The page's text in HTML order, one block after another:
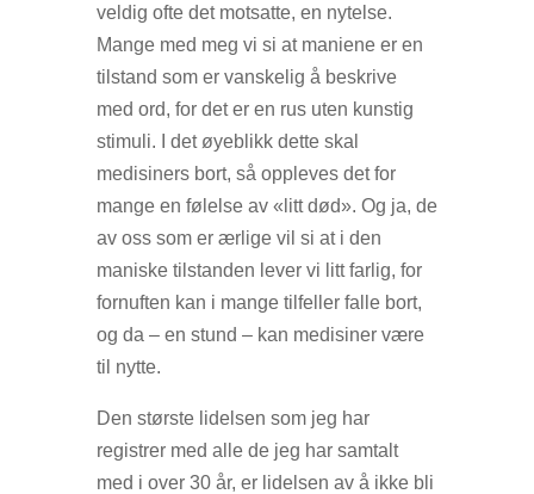
veldig ofte det motsatte, en nytelse.
Mange med meg vi si at maniene er en
tilstand som er vanskelig å beskrive
med ord, for det er en rus uten kunstig
stimuli. I det øyeblikk dette skal
medisiners bort, så oppleves det for
mange en følelse av «litt død». Og ja, de
av oss som er ærlige vil si at i den
maniske tilstanden lever vi litt farlig, for
fornuften kan i mange tilfeller falle bort,
og da – en stund – kan medisiner være
til nytte.
Den største lidelsen som jeg har
registrer med alle de jeg har samtalt
med i over 30 år, er lidelsen av å ikke bli